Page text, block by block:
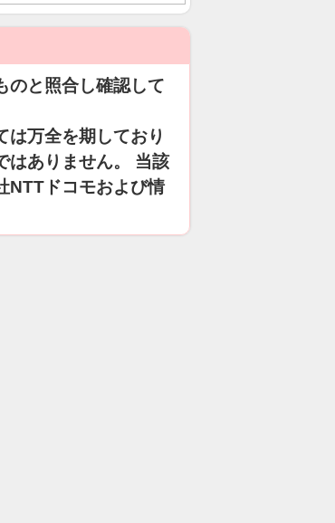
のと照合し確認して
は万全を期しており
はありません。 当該
NTTドコモおよび情